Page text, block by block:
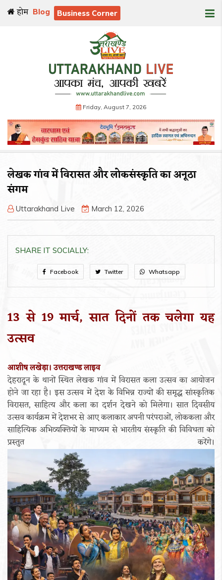
होम Blog Business Corner
Friday, August 7, 2026
लेखक गांव में विरासत और लोकसंस्कृति का अनूठा
संगम
Uttarakhand Live March 12, 2026
SHARE IT SOCIALLY:
Facebook Twitter Whatsapp
13 से 19 मार्च, सात दिनों तक चलेगा यह
उत्सव
आशीष लखेड़ा। उत्तराखण्ड लाइव
देहरादून के थानों स्थित लेखक गांव में विरासत कला उत्सव का आयोजन
होने जा रहा है। इस उत्सव में देश के विभिन्न राज्यों की समृद्ध सांस्कृतिक
विरासत, साहित्य और कला का दर्शन देखने को मिलेगा। सात दिवसीय
उत्सव कार्यक्रम में देशभर से आए कलाकार अपनी परंपराओं, लोककला और
साहित्यिक अभिव्यक्तियों के माध्यम से भारतीय संस्कृति की विविधता को
प्रस्तुत करेंगे।